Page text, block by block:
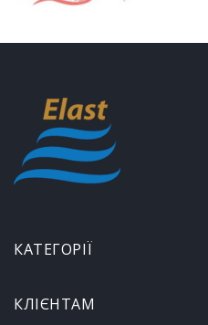
КАТЕГОРІЇ
КЛІЄНТАМ